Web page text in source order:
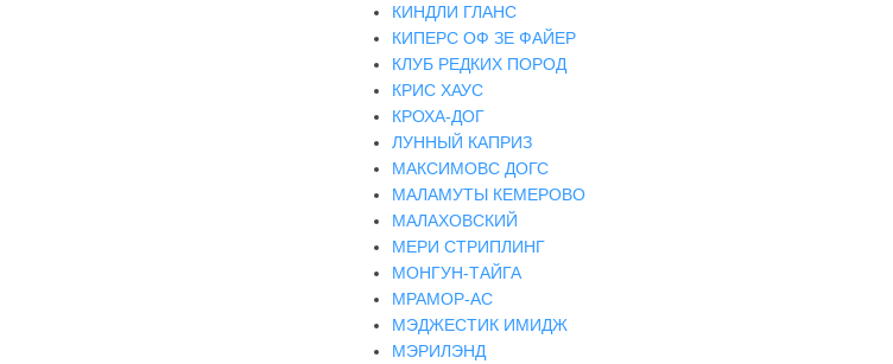
КИНДЛИ ГЛАНС
КИПЕРС ОФ ЗЕ ФАЙЕР
КЛУБ РЕДКИХ ПОРОД
КРИС ХАУС
КРОХА-ДОГ
ЛУННЫЙ КАПРИЗ
МАКСИМОВС ДОГС
МАЛАМУТЫ КЕМЕРОВО
МАЛАХОВСКИЙ
МЕРИ СТРИПЛИНГ
МОНГУН-ТАЙГА
МРАМОР-АС
МЭДЖЕСТИК ИМИДЖ
МЭРИЛЭНД